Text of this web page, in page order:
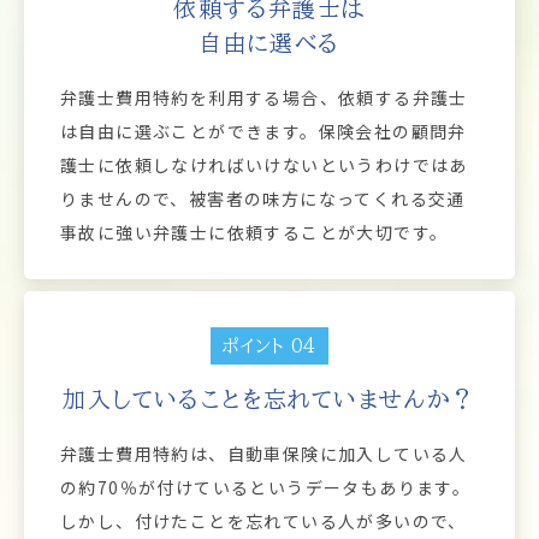
依頼する弁護士は
自由に選べる
弁護士費用特約を利用する場合、依頼する弁護士
は自由に選ぶことができます。保険会社の顧問弁
護士に依頼しなければいけないというわけではあ
りませんので、被害者の味方になってくれる交通
事故に強い弁護士に依頼することが大切です。
ポイント 04
加入していることを忘れていませんか？
弁護士費用特約は、自動車保険に加入している人
の約70％が付けているというデータもあります。
しかし、付けたことを忘れている人が多いので、